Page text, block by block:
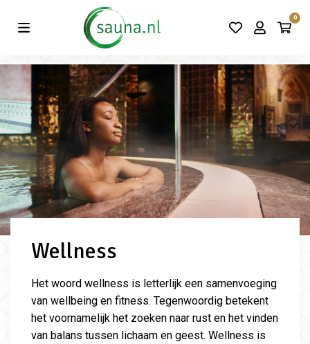
0
Vind de beste acties in één klik!
Wellness
Het woord wellness is letterlijk een samenvoeging
van wellbeing en fitness. Tegenwoordig betekent
het voornamelijk het zoeken naar rust en het vinden
van balans tussen lichaam en geest. Wellness is